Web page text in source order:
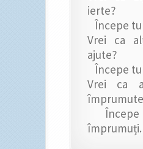
ierte?
Începe
Vrei ca
ajute?
Începe tu
Vrei ca
Începe
împrumuți.